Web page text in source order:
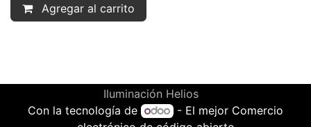
Agregar al carrito
Iluminación Helios
Con la tecnología de
- El mejor Comercio